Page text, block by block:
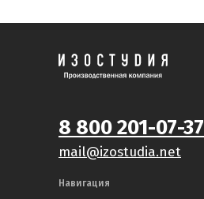
Навигация
8 800 201-07-37
mail@izostudia.net